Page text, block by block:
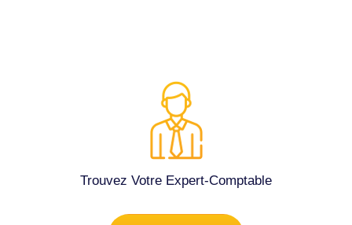
Trouvez Votre Expert-Comptable